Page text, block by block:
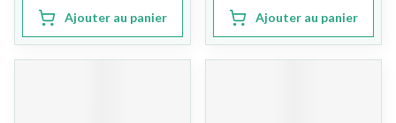
Ajouter au panier Ajouter au panier